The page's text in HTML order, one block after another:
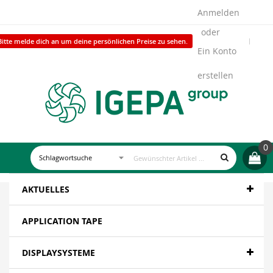
melde dich an um deine persönlichen Preise zu sehen.
Anmelden
Ein Konto
erstellen
0
AKTUELLES
APPLICATION TAPE
DISPLAYSYSTEME